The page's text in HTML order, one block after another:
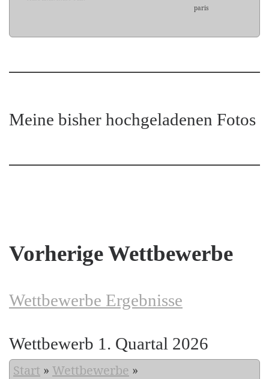
paris
Meine bisher hochgeladenen Fotos
Vorherige Wettbewerbe
Wettbewerbe Ergebnisse
Wettbewerb 1. Quartal 2026
Start » Wettbewerbe »